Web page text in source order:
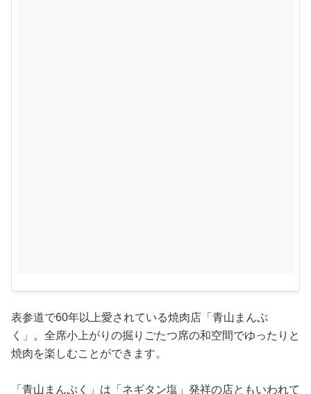
表参道で60年以上愛されている焼肉店「青山まんぷ
く」。全席小上がりの掘りごたつ席の和空間でゆったりと
焼肉を楽しむことができます。
「青山まんぷく」は「ネギタン塩」発祥の店ともいわれて